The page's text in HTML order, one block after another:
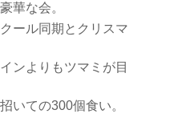
華な会。
ール同期とクリスマ
よりもツマミが目
ての300個食い。